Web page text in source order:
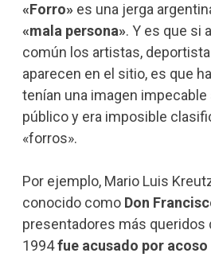
«Forro»es una jerga
«mala persona». Y es que si
común los artistas,
aparecen en el sitio, es que
tenían una imagen
público y era imposible
«forros».
Por ejemplo, Mario Luis
conocido comoDon
presentadores más queridos
1994fue acusado por acoso